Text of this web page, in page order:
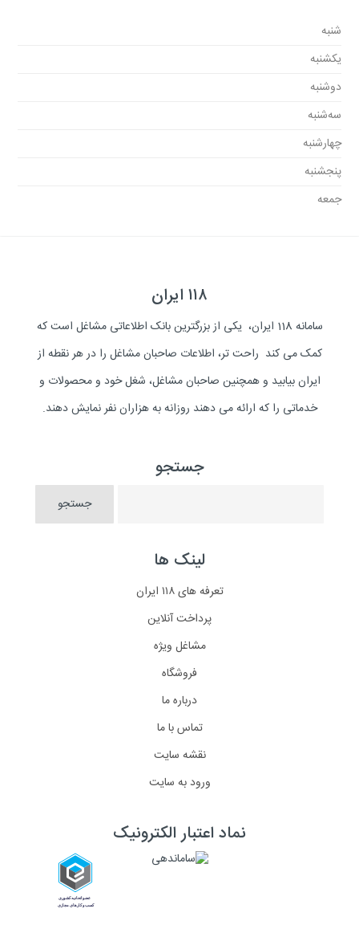
شنبه
یکشنبه
دوشنبه
سه‌شنبه
چهارشنبه
پنجشنبه
جمعه
۱۱۸ ایران
سامانه 118 ایران، یکی از بزرگترین بانک اطلاعاتی مشاغل است که
کمک می کند راحت تر، اطلاعات صاحبان مشاغل را در هر نقطه از
ایران بیابید و همچنین صاحبان مشاغل، شغل خود و محصولات و
خدماتی را که ارائه می دهند روزانه به هزاران نفر نمایش دهند.
جستجو
لینک ها
تعرفه های ۱۱۸ ایران
پرداخت آنلاین
مشاغل ویژه
فروشگاه
درباره ما
تماس با ما
نقشه سایت
ورود به سایت
نماد اعتبار الکترونیک